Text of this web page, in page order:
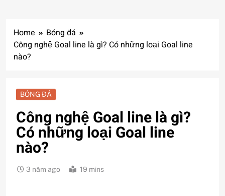
Home
Bóng đá
Công nghệ Goal line là gì? Có những loại Goal line
nào?
BÓNG ĐÁ
Công nghệ Goal line là gì?
Có những loại Goal line
nào?
3 năm ago 19 mins